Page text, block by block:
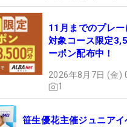
11月までのプレー
対象コース限定
ーポン配布中！
2026年8月7日 (金)
1
笹生優花主催ジュニア